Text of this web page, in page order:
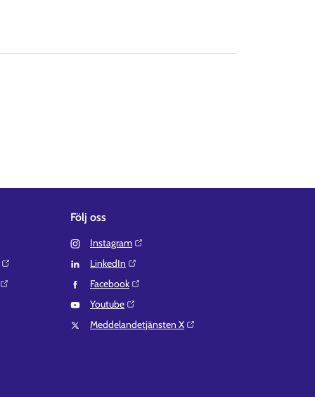
Följ oss
Instagram⁠
LinkedIn⁠
Facebook⁠
Youtube⁠
Meddelandetjänsten X⁠